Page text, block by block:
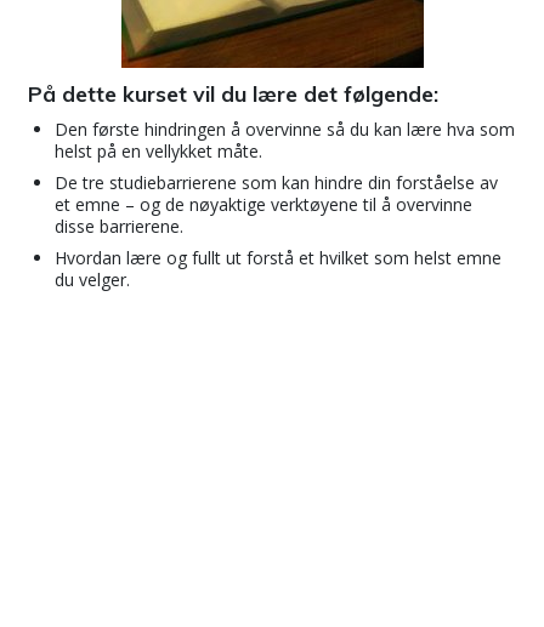
På dette kurset vil du lære det følgende:
Den første hindringen å overvinne så du kan lære hva som
helst på en vellykket måte.
De tre studiebarrierene som kan hindre din forståelse av
et emne – og de nøyaktige verktøyene til å overvinne
disse barrierene.
Hvordan lære og fullt ut forstå et hvilket som helst emne
du velger.